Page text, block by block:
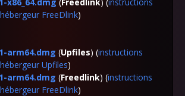
FreeDlink)
arm64.dmg (Upfiles) (instructions
Upfiles)
arm64.dmg (Freedlink) (instructions
FreeDlink)